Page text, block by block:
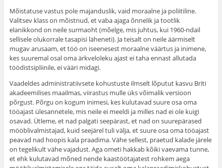
Mõistatuse vastus pole majanduslik, vaid moraalne ja poliitiline.
Valitsev klass on mõistnud, et vaba ajaga õnnelik ja tootlik
elanikkond on neile surmaoht (mõelge, mis juhtus, kui 1960-ndail
sellisele olukorrale tasapisi läheneti). Ja teisalt on neile äärmiselt
mugav arusaam, et töö on iseenesest moraalne väärtus ja inimene,
kes suuremal osal oma ärkveloleku ajast ei taha ennast allutada
töödistsipliinile, ei vääri midagi.
Vaadeldes administratiivsete kohustuste ilmselt lõputut kasvu Briti
akadeemilises maailmas, viirastus mulle üks võimalik versioon
põrgust. Põrgu on kogum inimesi, kes kulutavad suure osa oma
tööajast ülesannetele, mis neile ei meeldi ja milles nad ei ole kuigi
osavad. Ütleme, et nad palgati seepärast, et nad on suurepärased
mööblivalmistajad, kuid seejärel tuli välja, et suure osa oma tööajast
peavad nad hoopis kala praadima. Vähe sellest, praetud kalade järele
on tegelikult vähe vajadust. Aga ometi hakkab kõiki vaevama tunne,
et ehk kulutavad mõned nende kaastöötajatest rohkem aega